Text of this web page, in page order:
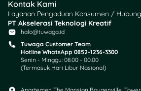
Kontak Kami
Layanan Pengaduan Konsumen /
PT Akselerasi Teknologi Kreatif
halo@tuwaga.id
Tuwaga Customer Team
Hotline WhatsApp 0852-1236-3300
Senin - Minggu: 08.00 - 00.00
(Termasuk Hari Libur Nasional)